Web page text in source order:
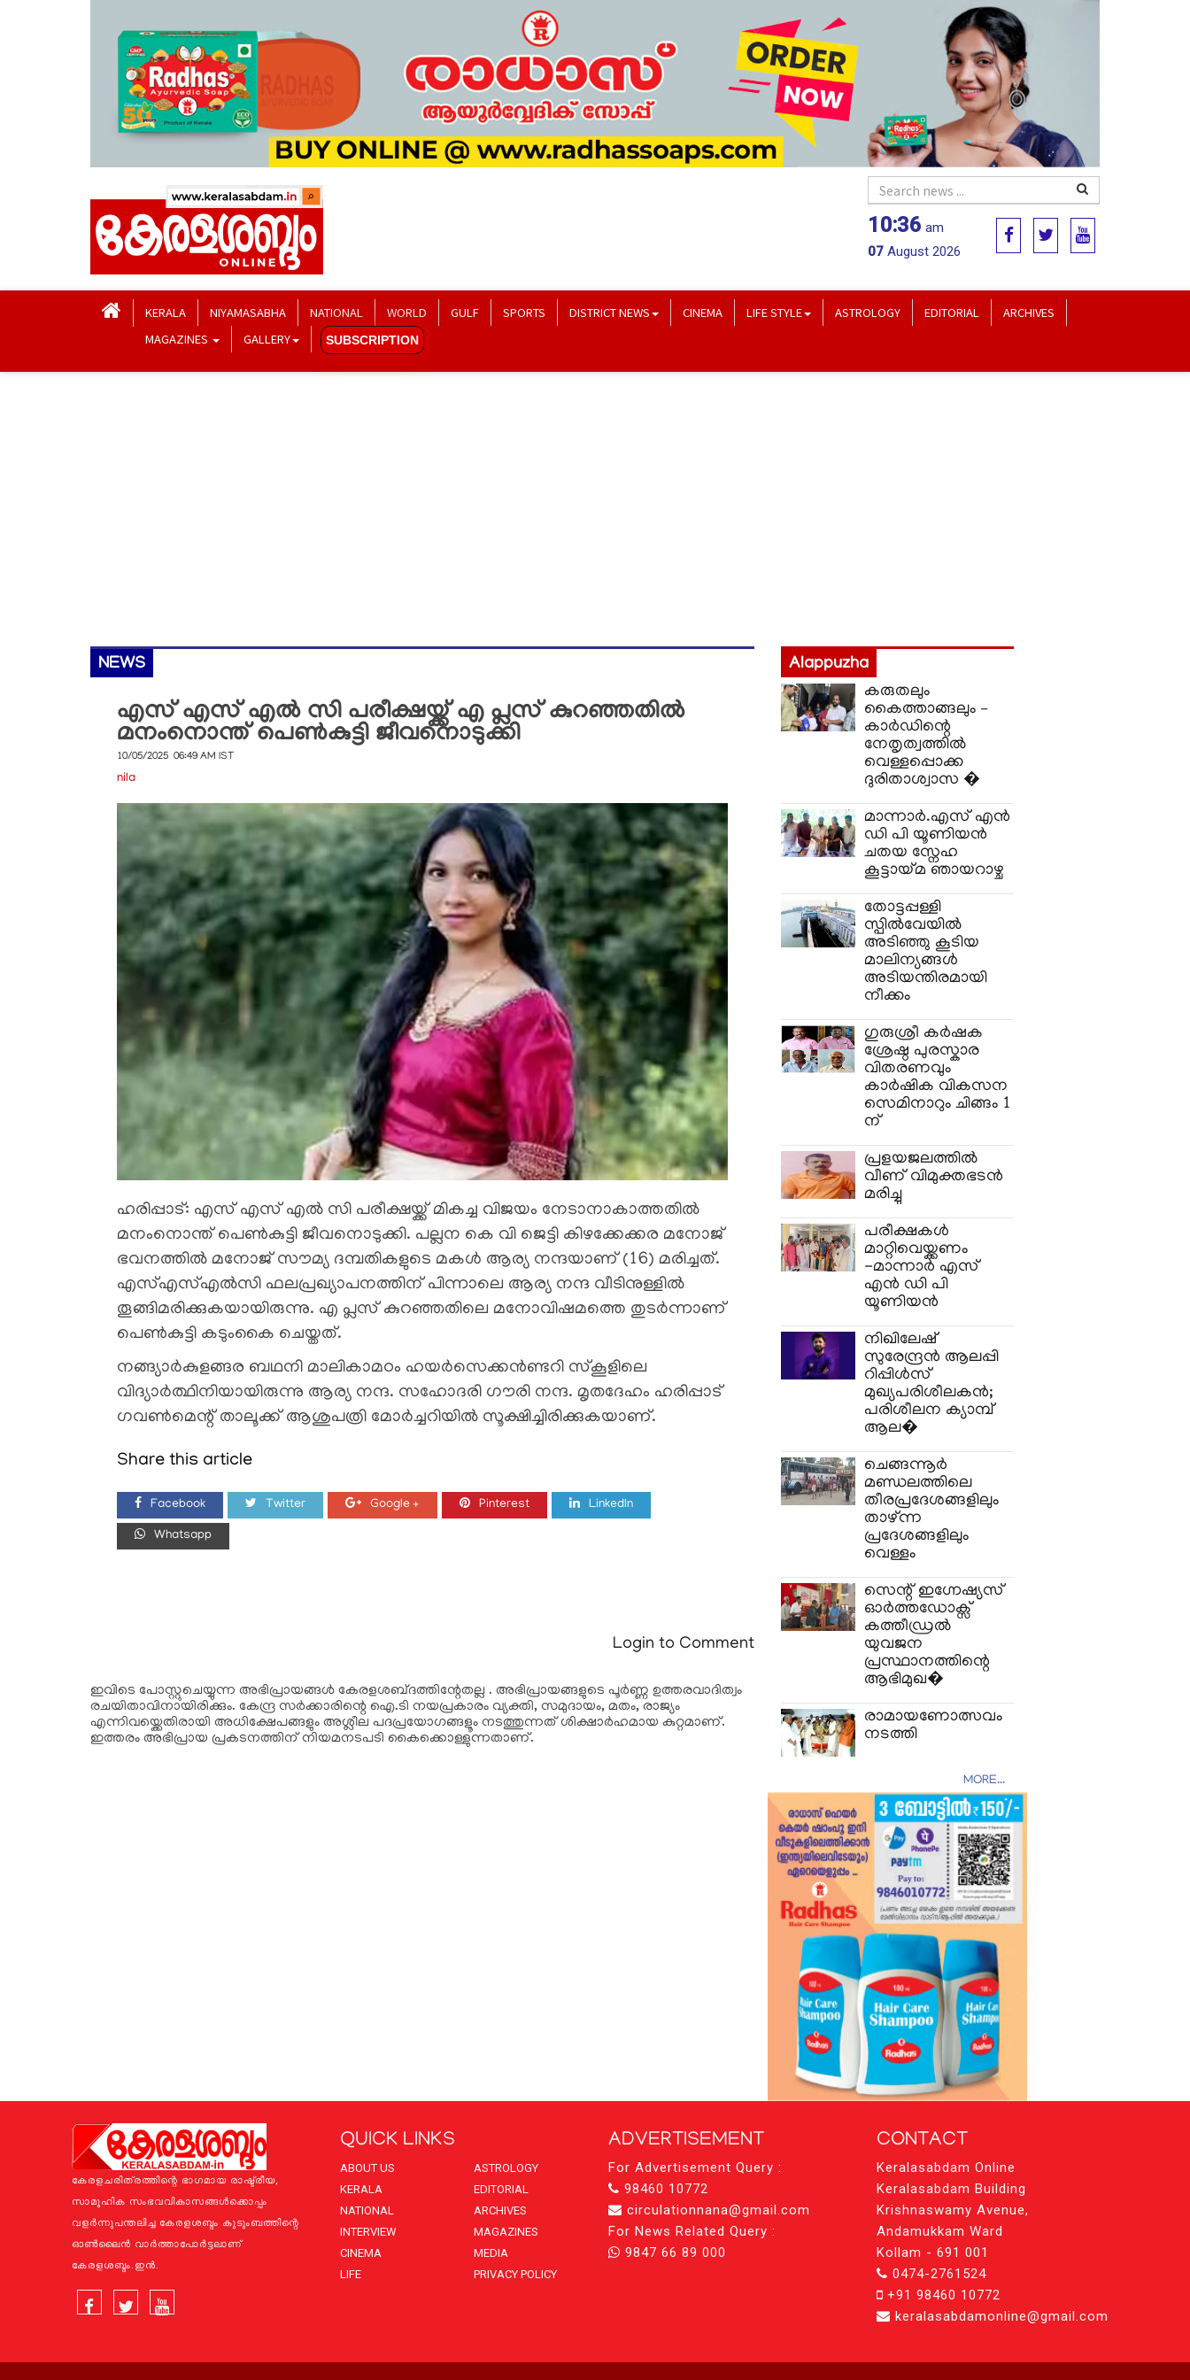
10:36 am
07August 2026
KERALA NIYAMASABHA NATIONAL WORLD GULF SPORTS DISTRICT NEWS CINEMA LIFE STYLE ASTROLOGY EDITORIAL
ARCHIVES
MAGAZINES
GALLERY SUBSCRIPTION
NEWS
എസ് എസ് എൽ സി പരീക്ഷയ്ക്ക് എ പ്ലസ് കുറഞ്ഞതിൽ
മനംനൊന്ത് പെൺകുട്ടി ജീവനൊടുക്കി
10/05/2025 06:49 AM IST
nila
ഹരിപ്പാട്: എസ് എസ് എൽ സി പരീക്ഷയ്ക്ക് മികച്ച വിജയം നേടാനാകാത്തതിൽ
മനംനൊന്ത് പെൺകുട്ടി ജീവനൊടുക്കി. പല്ലന കെ വി ജെട്ടി കിഴക്കേക്കര മനോജ്
ഭവനത്തിൽ മനോജ് സൗമ്യ ദമ്പതികളുടെ മകൾ ആര്യ നന്ദയാണ് (16) മരിച്ചത്.
എസ്എസ്എൽസി ഫലപ്രഖ്യാപനത്തിന് പിന്നാലെ ആര്യ നന്ദ വീടിനുള്ളിൽ
തൂങ്ങിമരിക്കുകയായിരുന്നു. എ പ്ലസ് കുറഞ്ഞതിലെ മനോവിഷമത്തെ തുടർന്നാണ്
പെൺകുട്ടി കടുംകൈ ചെയ്തത്.
നങ്ങ്യാർകുളങ്ങര ബഥനി മാലികാമഠം ഹയർസെക്കൻണ്ടറി സ്കൂളിലെ
വിദ്യാർത്ഥിനിയായിരുന്നു ആര്യ നന്ദ. സഹോദരി ഗൗരി നന്ദ. മൃതദേഹം ഹരിപ്പാട്
ഗവൺമെന്റ് താലൂക്ക് ആശുപത്രി മോർച്ചറിയിൽ സൂക്ഷിച്ചിരിക്കുകയാണ്.
Share this article
Facebook Twitter Google + Pinterest LinkedIn
Whatsapp
Login to Comment
ഇവിടെ പോസ്റ്റുചെയ്യുന്ന അഭിപ്രായങ്ങള്‍ കേരളശബ്‌ദത്തിന്റേതല്ല . അഭിപ്രായങ്ങളുടെ പൂര്‍ണ്ണ ഉത്തരവാദിത്വം
രചയിതാവിനായിരിക്കും. കേന്ദ്ര സർക്കാരിന്റെ ഐ.ടി നയപ്രകാരം വ്യക്തി, സമുദായം, മതം, രാജ്യം
എന്നിവയ്ക്കെതിരായി അധിക്ഷേപങ്ങളും അശ്ലീല പദപ്രയോഗങ്ങളൂം നടത്തുന്നത് ശിക്ഷാര്‍ഹമായ കുറ്റമാണ്.
ഇത്തരം അഭിപ്രായ പ്രകടനത്തിന് നിയമനടപടി കൈക്കൊള്ളുന്നതാണ്.
Alappuzha
കരുതലും
കൈത്താങ്ങലും –
കാർഡിന്റെ
നേതൃത്വത്തിൽ
വെള്ളപ്പൊക്ക
ദുരിതാശ്വാസ �
മാന്നാർ.എസ് എൻ
ഡി പി യൂണിയൻ
ചതയ സ്നേഹ
കൂട്ടായ്മ ഞായറാഴ്ച
തോട്ടപ്പള്ളി
സ്പിൽവേയിൽ
അടിഞ്ഞു കൂടിയ
മാലിന്യങ്ങൾ
അടിയന്തിരമായി
നീക്കം
ഗുരുശ്രീ കർഷക
ശ്രേഷ്ഠ പുരസ്കാര
വിതരണവും
കാർഷിക വികസന
സെമിനാറും ചിങ്ങം 1
ന്
പ്രളയജലത്തിൽ
വീണ് വിമുക്തഭടൻ
മരിച്ചു
പരീക്ഷകൾ
മാറ്റിവെയ്ക്കണം
-മാന്നാർ എസ്
എൻ ഡി പി
യൂണിയൻ
നിഖിലേഷ്
സുരേന്ദ്രൻ ആലപ്പി
റിപ്പിൾസ്
മുഖ്യപരിശീലകൻ;
പരിശീലന ക്യാമ്പ്
ആല�
ചെങ്ങന്നൂർ
മണ്ഡലത്തിലെ
തീരപ്രദേശങ്ങളിലും
താഴ്ന്ന
പ്രദേശങ്ങളിലും
വെള്ളം
സെന്റ് ഇഗ്നേഷ്യസ്
ഓർത്തഡോക്സ്‌
കത്തീഡ്രൽ
യുവജന
പ്രസ്ഥാനത്തിന്റെ
ആഭിമുഖ�
രാമായണോത്സവം
നടത്തി
MORE...
കേരളചരിത്രത്തിന്റെ ഭാഗമായ രാഷ്ട്രീയ,
സാമൂഹിക സംഭവവികാസങ്ങള്‍ക്കൊപ്പം
വളര്‍ന്നുപന്തലിച്ച കേരളശബ്ദം കുടുംബത്തിന്റെ
ഓണ്‍ലൈന്‍ വാര്‍ത്താപോര്‍ട്ടലാണ്
കേരളശബ്ദം.ഇന്‍.
QUICK LINKS
ABOUT US
KERALA
NATIONAL
INTERVIEW
CINEMA
LIFE
ASTROLOGY
EDITORIAL
ARCHIVES
MAGAZINES
MEDIA
PRIVACY POLICY
ADVERTISEMENT
For Advertisement Query :
98460 10772
circulationnana@gmail.com
For News Related Query :
9847 66 89 000
CONTACT
Keralasabdam Online
Keralasabdam Building
Krishnaswamy Avenue,
Andamukkam Ward
Kollam - 691 001
0474-2761524
+91 98460 10772
keralasabdamonline@gmail.com